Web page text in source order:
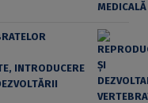
INTRODUCERE